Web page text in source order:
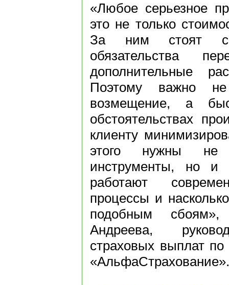
«Любое серьезное
это не только
За ним стоят
обязательства
дополнительные
Поэтому важно
возмещение, а
обстоятельствах
клиенту
этого нужны не
инструменты, но и
работают
процессы и
подобным
Андреева,
страховых выплат
«АльфаСтрахование».